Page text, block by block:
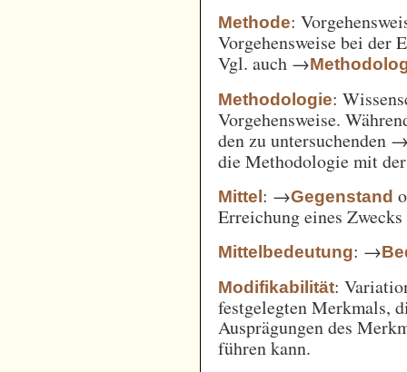
Methode:
Vorgehensweise bei der
Vgl. auch →
Methodologie:
Vorgehensweise.
den zu untersuchenden
die Methodologie mit
Mittel: →Gegenstand
Erreichung eines
Mittelbedeutung: →
Modifikabilität:
festgelegten Merkmals,
Ausprägungen des
führen kann.